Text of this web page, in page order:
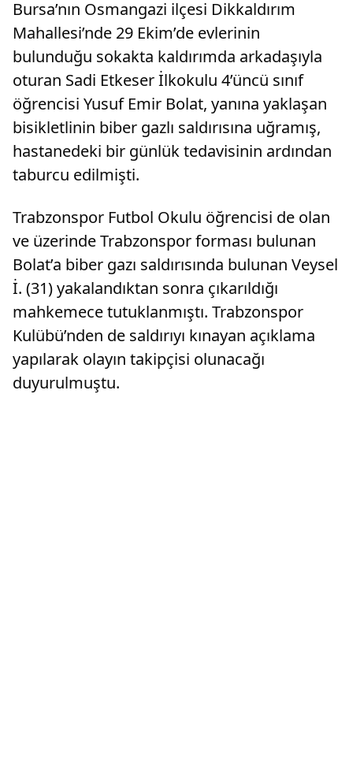
Bursa’nın Osmangazi ilçesi Dikkaldırım
Mahallesi’nde 29 Ekim’de evlerinin
bulunduğu sokakta kaldırımda arkadaşıyla
oturan Sadi Etkeser İlkokulu 4’üncü sınıf
öğrencisi Yusuf Emir Bolat, yanına yaklaşan
bisikletlinin biber gazlı saldırısına uğramış,
hastanedeki bir günlük tedavisinin ardından
taburcu edilmişti.
Trabzonspor Futbol Okulu öğrencisi de olan
ve üzerinde Trabzonspor forması bulunan
Bolat’a biber gazı saldırısında bulunan Veysel
İ. (31) yakalandıktan sonra çıkarıldığı
mahkemece tutuklanmıştı. Trabzonspor
Kulübü’nden de saldırıyı kınayan açıklama
yapılarak olayın takipçisi olunacağı
duyurulmuştu.